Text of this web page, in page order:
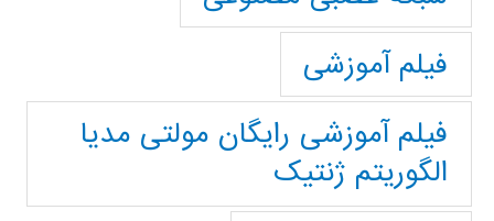
فیلم آموزشی
فیلم آموزشی رایگان مولتی مدیا
الگوریتم ژنتیک